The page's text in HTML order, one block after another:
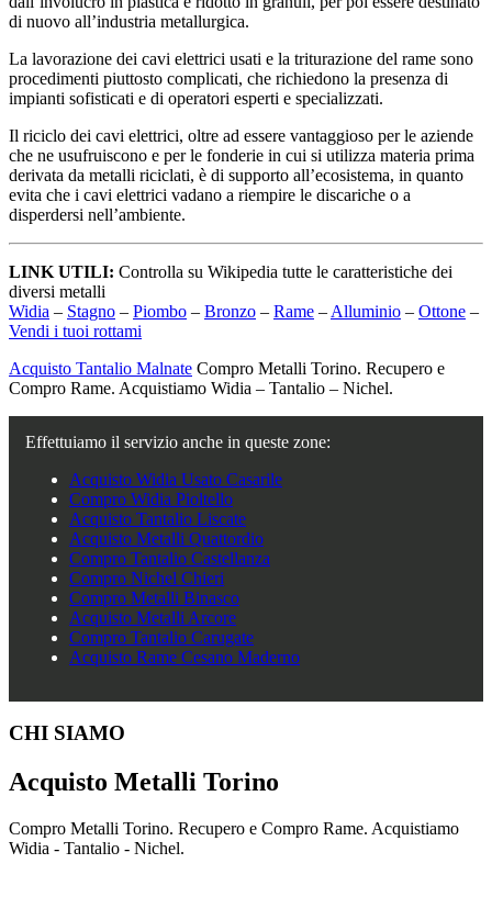
di nuovo all’industria metallurgica.
La lavorazione dei cavi elettrici usati e la triturazione del rame sono
procedimenti piuttosto complicati, che richiedono la presenza di
impianti sofisticati e di operatori esperti e specializzati.
Il riciclo dei cavi elettrici, oltre ad essere vantaggioso per le aziende
che ne usufruiscono e per le fonderie in cui si utilizza materia prima
derivata da metalli riciclati, è di supporto all’ecosistema, in quanto
evita che i cavi elettrici vadano a riempire le discariche o a
disperdersi nell’ambiente.
LINK UTILI: Controlla su Wikipedia tutte le caratteristiche dei
diversi metalli
Widia – Stagno – Piombo – Bronzo – Rame – Alluminio – Ottone –
Vendi i tuoi rottami
Acquisto Tantalio Malnate Compro Metalli Torino. Recupero e
Compro Rame. Acquistiamo Widia – Tantalio – Nichel.
Effettuiamo il servizio anche in queste zone:
Acquisto Widia Usato Casarile
Compro Widia Pioltello
Acquisto Tantalio Liscate
Acquisto Metalli Quattordio
Compro Tantalio Castellanza
Compro Nichel Chieri
Compro Metalli Binasco
Acquisto Metalli Arcore
Compro Tantalio Carugate
Acquisto Rame Cesano Maderno
Footer
CHI SIAMO
Acquisto Metalli Torino
Compro Metalli Torino. Recupero e Compro Rame. Acquistiamo
Widia - Tantalio - Nichel.